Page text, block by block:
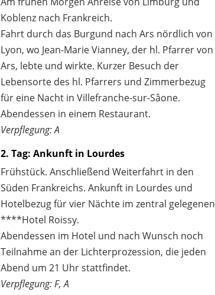
Koblenz nach Frankreich.
Fahrt durch das Burgund nach Ars nördlich von
Lyon, wo Jean-Marie Vianney, der hl. Pfarrer von
Ars, lebte und wirkte. Kurzer Besuch der
Lebensorte des hl. Pfarrers und Zimmerbezug
für eine Nacht in Villefranche-sur-Sâone.
Abendessen in einem Restaurant.
Verpflegung: A
2. Tag: Ankunft in Lourdes
Frühstück. Anschließend Weiterfahrt in den
Süden Frankreichs. Ankunft in Lourdes und
Hotelbezug für vier Nächte im zentral gelegenen
****Hotel Roissy.
Abendessen im Hotel und nach Wunsch noch
Teilnahme an der Lichterprozession, die jeden
Abend um 21 Uhr stattfindet.
Verpflegung: F, A